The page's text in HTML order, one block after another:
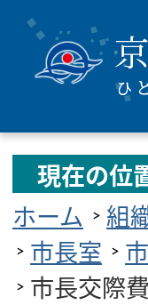
現在の位
ホーム
組
市長室
市長交際